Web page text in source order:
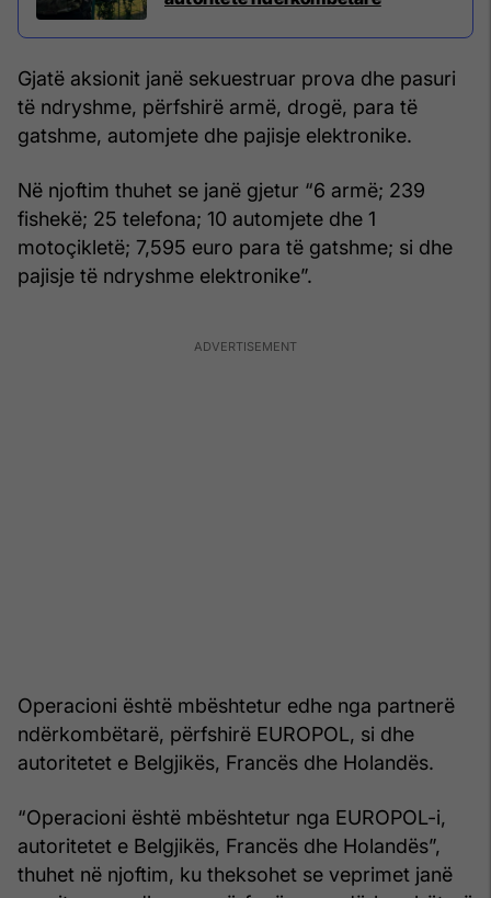
Gjatë aksionit janë sekuestruar prova dhe pasuri
të ndryshme, përfshirë armë, drogë, para të
gatshme, automjete dhe pajisje elektronike.
Në njoftim thuhet se janë gjetur “6 armë; 239
fishekë; 25 telefona; 10 automjete dhe 1
motoçikletë; 7,595 euro para të gatshme; si dhe
pajisje të ndryshme elektronike”.
Operacioni është mbështetur edhe nga partnerë
ndërkombëtarë, përfshirë EUROPOL, si dhe
autoritetet e Belgjikës, Francës dhe Holandës.
“Operacioni është mbështetur nga EUROPOL-i,
autoritetet e Belgjikës, Francës dhe Holandës”,
thuhet në njoftim, ku theksohet se veprimet janë